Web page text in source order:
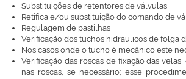
Substituições de retentores de válvulas
Retifica e/ou substituição do comando de
Regulagem de pastilhas
Verificação dos tuchos hidráulicos de folga
Nos casos onde o tucho é mecânico este
Verificação das roscas de fixação das
nas roscas, se necessário; esse